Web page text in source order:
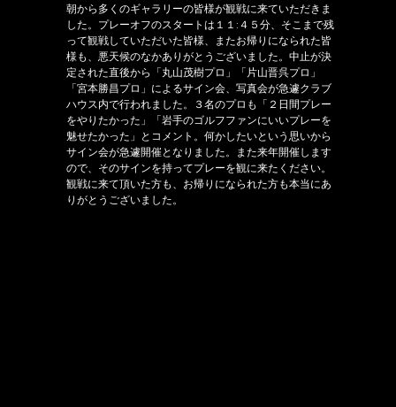
朝から多くのギャラリーの皆様が観戦に来ていただきま
した。プレーオフのスタートは１１:４５分、そこまで残
って観戦していただいた皆様、またお帰りになられた皆
様も、悪天候のなかありがとうございました。中止が決
定された直後から「丸山茂樹プロ」「片山晋呉プロ」
「宮本勝昌プロ」によるサイン会、写真会が急遽クラブ
ハウス内で行われました。３名のプロも「２日間プレー
をやりたかった」「岩手のゴルフファンにいいプレーを
魅せたかった」とコメント。何かしたいという思いから
サイン会が急遽開催となりました。また来年開催します
ので、そのサインを持ってプレーを観に来たください。
観戦に来て頂いた方も、お帰りになられた方も本当にあ
りがとうございました。